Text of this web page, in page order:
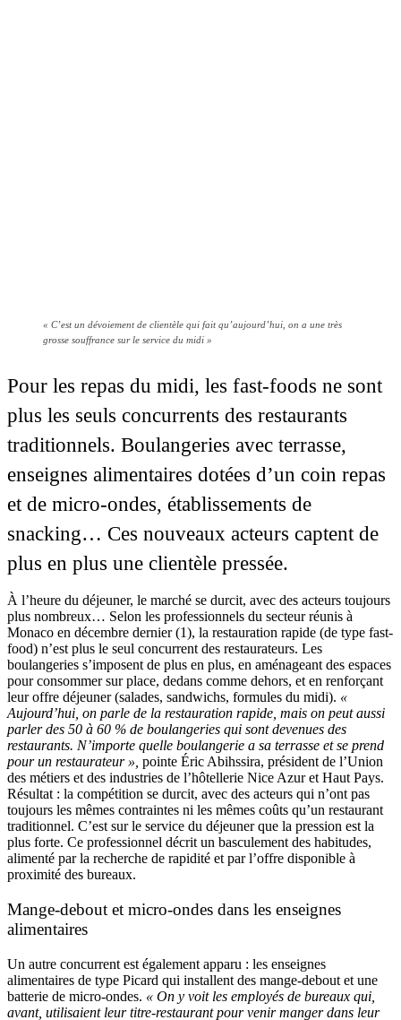
« C’est un dévoiement de clientèle qui fait qu’aujourd’hui, on a une très
grosse souffrance sur le service du midi »
Pour les repas du midi, les fast-foods ne sont
plus les seuls concurrents des restaurants
traditionnels. Boulangeries avec terrasse,
enseignes alimentaires dotées d’un coin repas
et de micro-ondes, établissements de
snacking… Ces nouveaux acteurs captent de
plus en plus une clientèle pressée.
À l’heure du déjeuner, le marché se durcit, avec des acteurs toujours
plus nombreux… Selon les professionnels du secteur réunis à
Monaco en décembre dernier (1), la restauration rapide (de type fast-
food) n’est plus le seul concurrent des restaurateurs. Les
boulangeries s’imposent de plus en plus, en aménageant des espaces
pour consommer sur place, dedans comme dehors, et en renforçant
leur offre déjeuner (salades, sandwichs, formules du midi). «
Aujourd’hui, on parle de la restauration rapide, mais on peut aussi
parler des 50 à 60 % de boulangeries qui sont devenues des
restaurants. N’importe quelle boulangerie a sa terrasse et se prend
pour un restaurateur », pointe Éric Abihssira, président de l’Union
des métiers et des industries de l’hôtellerie Nice Azur et Haut Pays.
Résultat : la compétition se durcit, avec des acteurs qui n’ont pas
toujours les mêmes contraintes ni les mêmes coûts qu’un restaurant
traditionnel. C’est sur le service du déjeuner que la pression est la
plus forte. Ce professionnel décrit un basculement des habitudes,
alimenté par la recherche de rapidité et par l’offre disponible à
proximité des bureaux.
Mange-debout et micro-ondes dans les enseignes
alimentaires
Un autre concurrent est également apparu : les enseignes
alimentaires de type Picard qui installent des mange-debout et une
batterie de micro-ondes. « On y voit les employés de bureaux qui,
avant, utilisaient leur titre-restaurant pour venir manger dans leur